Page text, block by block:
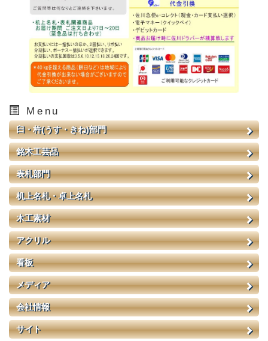
Menu
臼・杵(うす・きね)部門
銘木工芸品
表札部門
机上名札・卓上名札
木工素材
アクリル
看板
メディア
会社情報
サイト